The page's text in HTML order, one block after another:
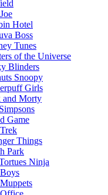
Hotel
Boss
Tunes
of the Universe
Blinders
Snoopy
Girls
and Morty
Game
Things
Park
Ninja